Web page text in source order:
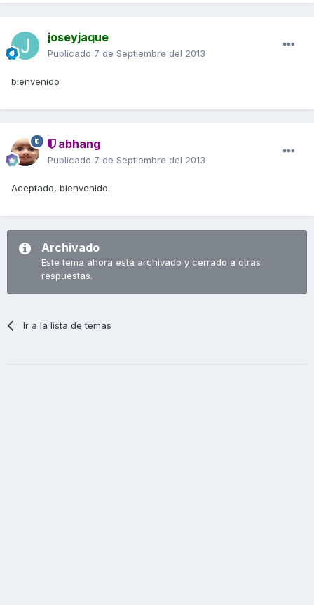
joseyjaque
Publicado 7 de Septiembre del 2013
bienvenido
abhang
Publicado 7 de Septiembre del 2013
Aceptado, bienvenido.
Archivado
Este tema ahora está archivado y cerrado a otras
respuestas.
Ir a la lista de temas